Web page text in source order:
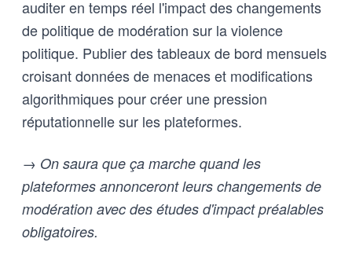
auditer en temps réel l'impact des changements
de politique de modération sur la violence
politique. Publier des tableaux de bord mensuels
croisant données de menaces et modifications
algorithmiques pour créer une pression
réputationnelle sur les plateformes.
→ On saura que ça marche quand les
plateformes annonceront leurs changements de
modération avec des études d'impact préalables
obligatoires.